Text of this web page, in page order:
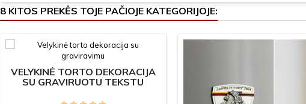
8 KITOS PREKĖS TOJE PAČIOJE KATEGORIJOJE:
VELYKINĖ TORTO DEKORACIJA
SU GRAVIRUOTU TEKSTU